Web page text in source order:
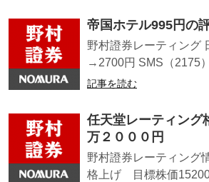
帝国ホテル995円の
野村證券レーティン
→2700円 SMS（
記事を読む
任天堂レーティン
万２０００円
野村證券レーティン
格上げ 目標株価